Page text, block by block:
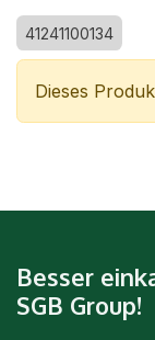
41241100134
Dieses
Besser
SGB Group!